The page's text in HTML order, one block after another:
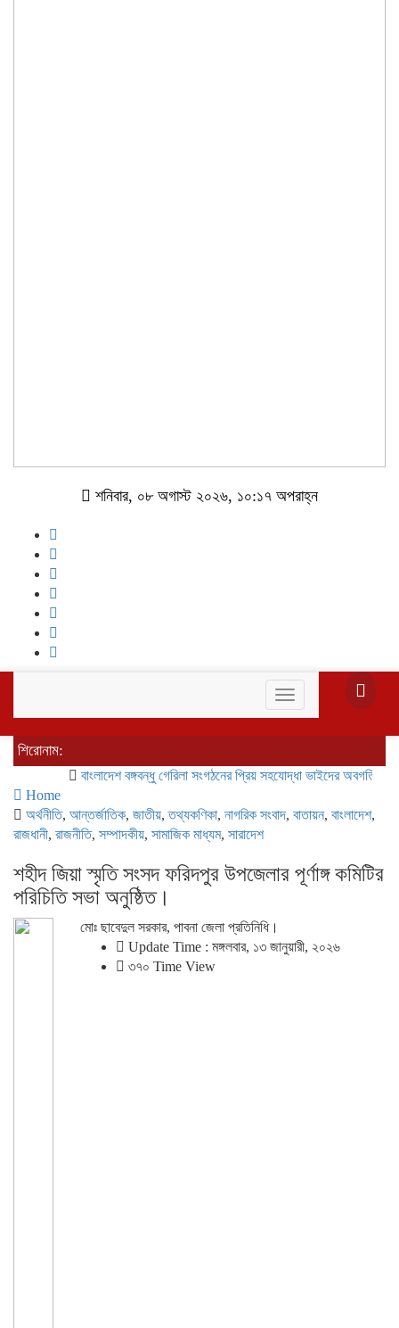
শনিবার, ০৮ অগাস্ট ২০২৬, ১০:১৭ অপরাহ্ন
Toggle
navigation
শিরোনাম:
বাংলাদেশ বঙ্গবন্ধু গেরিলা সংগঠনের প্রিয় সহযোদ্ধা ভাইদের অবগতির জন্য
Home
অর্থনীতি, আন্তর্জাতিক, জাতীয়,তথ্যকণিকা, নাগরিক সংবাদ, বাতায়ন, বাংলাদেশ,
রাজধানী, রাজনীতি, সম্পাদকীয়, সামাজিক মাধ্যম, সারাদেশ
শহীদ জিয়া স্মৃতি সংসদ ফরিদপুর উপজেলার পূর্ণাঙ্গ কমিটির
পরিচিতি সভা অনুষ্ঠিত।
মোঃ ছাবেদুল সরকার, পাবনা জেলা প্রতিনিধি।
Update Time : মঙ্গলবার, ১৩ জানুয়ারী, ২০২৬
৩৭০ Time View